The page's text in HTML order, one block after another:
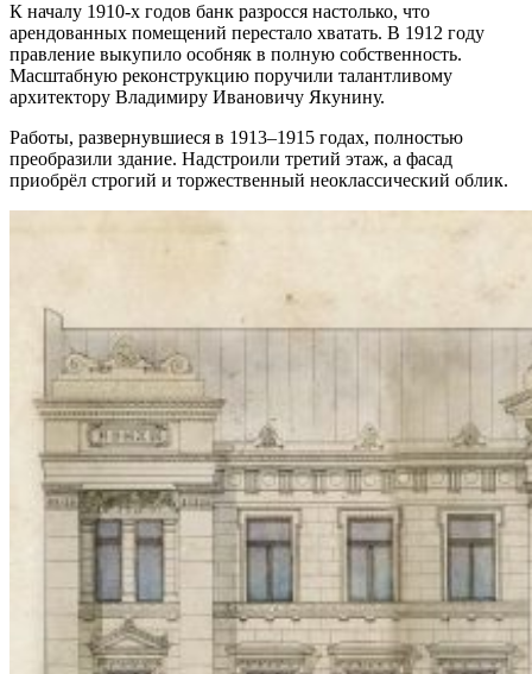
К началу 1910-х годов банк разросся настолько, что
арендованных помещений перестало хватать. В 1912 году
правление выкупило особняк в полную собственность.
Масштабную реконструкцию поручили талантливому
архитектору Владимиру Ивановичу Якунину.
Работы, развернувшиеся в 1913–1915 годах, полностью
преобразили здание. Надстроили третий этаж, а фасад
приобрёл строгий и торжественный неоклассический облик.